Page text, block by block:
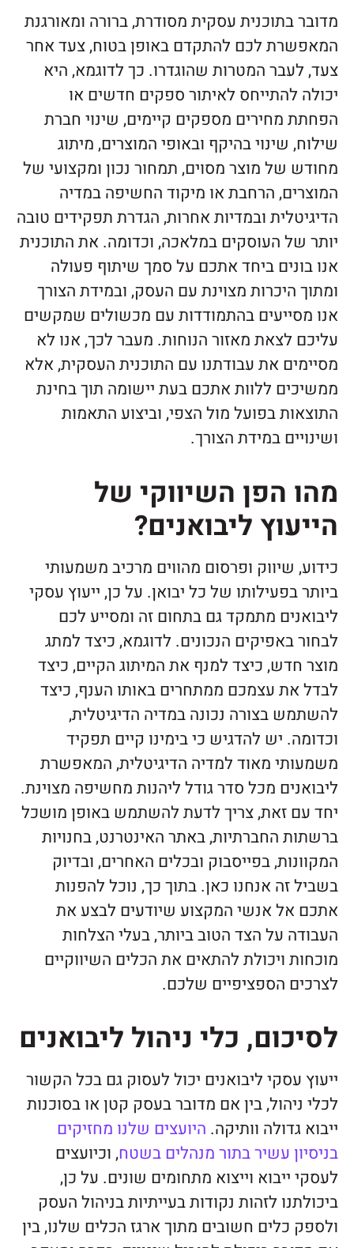
מדובר בתוכנית עסקית מסודרת, ברורה ומאורגנת
המאפשרת לכם להתקדם באופן בטוח, צעד אחר
צעד, לעבר המטרות שהוגדרו. כך לדוגמא, היא
יכולה להתייחס לאיתור ספקים חדשים או
הפחתת מחירים מספקים קיימים, שינוי חברת
שילוח, שינוי בהיקף ובאופי המוצרים, מיתוג
מחודש של מוצר מסוים, תמחור נכון ומקצועי של
המוצרים, הרחבת או מיקוד החשיפה במדיה
הדיגיטלית ובמדיות אחרות, הגדרת תפקידים טובה
יותר של העוסקים במלאכה, וכדומה. את התוכנית
אנו בונים ביחד אתכם על סמך שיתוף פעולה
ומתוך היכרות מצוינת עם העסק, ובמידת הצורך
אנו מסייעים בהתמודדות עם מכשולים שמקשים
עליכם לצאת מאזור הנוחות. מעבר לכך, אנו לא
מסיימים את עבודתנו עם התוכנית העסקית, אלא
ממשיכים ללוות אתכם בעת יישומה תוך בחינת
התוצאות בפועל מול הצפי, וביצוע התאמות
ושינויים במידת הצורך.
מהו הפן השיווקי של
הייעוץ ליבואנים?
כידוע, שיווק ופרסום מהווים מרכיב משמעותי
ביותר בפעילותו של כל יבואן. על כן, ייעוץ עסקי
ליבואנים מתמקד גם בתחום זה ומסייע לכם
לבחור באפיקים הנכונים. לדוגמא, כיצד למתג
מוצר חדש, כיצד למנף את המיתוג הקיים, כיצד
לבדל את עצמכם ממתחרים באותו הענף, כיצד
להשתמש בצורה נכונה במדיה הדיגיטלית,
וכדומה. יש להדגיש כי בימינו קיים תפקיד
משמעותי מאוד למדיה הדיגיטלית, המאפשרת
ליבואנים מכל סדר גודל ליהנות מחשיפה מצוינת.
יחד עם זאת, צריך לדעת להשתמש באופן מושכל
ברשתות החברתיות, באתר האינטרנט, בחנויות
המקוונות, בפייסבוק ובכלים האחרים, ובדיוק
בשביל זה אנחנו כאן. בתוך כך, נוכל להפנות
אתכם אל אנשי המקצוע שיודעים לבצע את
העבודה על הצד הטוב ביותר, בעלי הצלחות
מוכחות ויכולת להתאים את הכלים השיווקיים
לצרכים הספציפיים שלכם.
לסיכום, כלי ניהול ליבואנים
ייעוץ עסקי ליבואנים יכול לעסוק גם בכל הקשור
לכלי ניהול, בין אם מדובר בעסק קטן או בסוכנות
ייבוא גדולה וותיקה. היועצים שלנו מחזיקים
בניסיון עשיר בתור מנהלים בשטח, וכיועצים
לעסקי ייבוא וייצוא מתחומים שונים. על כן,
ביכולתנו לזהות נקודות בעייתיות בניהול העסק
ולספק כלים חשובים מתוך ארגז הכלים שלנו, בין